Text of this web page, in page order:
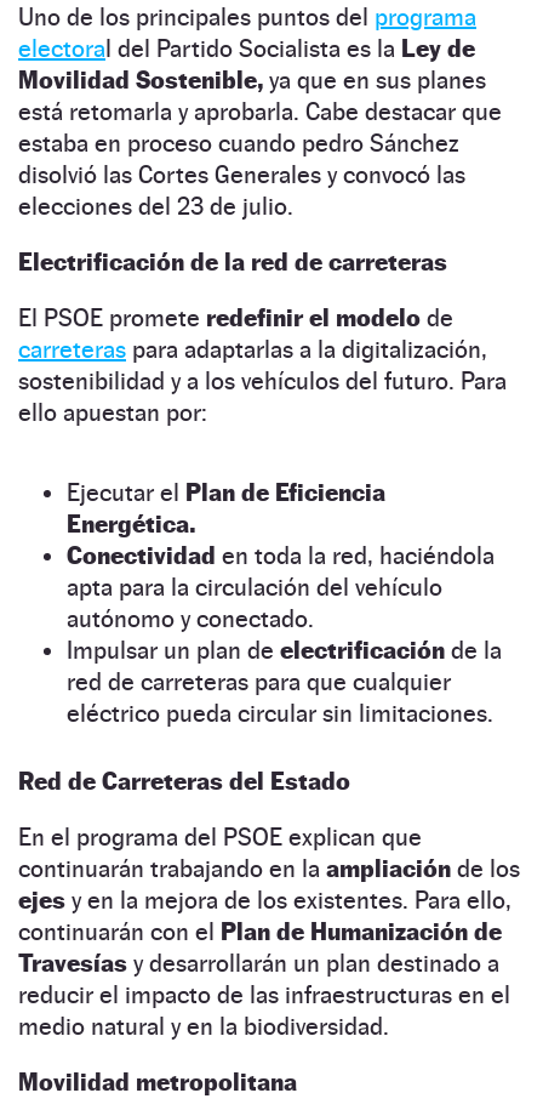
Uno de los principales puntos del programa
electoral del Partido Socialista es la Ley de
Movilidad Sostenible, ya que en sus planes
está retomarla y aprobarla. Cabe destacar que
estaba en proceso cuando pedro Sánchez
disolvió las Cortes Generales y convocó las
elecciones del 23 de julio.
Electrificación de la red de carreteras
El PSOE promete redefinir el modelo de
carreteras para adaptarlas a la digitalización,
sostenibilidad y a los vehículos del futuro. Para
ello apuestan por:
Ejecutar el Plan de Eficiencia
Energética.
Conectividad en toda la red, haciéndola
apta para la circulación del vehículo
autónomo y conectado.
Impulsar un plan de electrificación de la
red de carreteras para que cualquier
eléctrico pueda circular sin limitaciones.
Red de Carreteras del Estado
En el programa del PSOE explican que
continuarán trabajando en la ampliación de los
ejes y en la mejora de los existentes. Para ello,
continuarán con el Plan de Humanización de
Travesías y desarrollarán un plan destinado a
reducir el impacto de las infraestructuras en el
medio natural y en la biodiversidad.
Movilidad metropolitana